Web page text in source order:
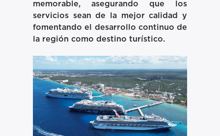
memorable, asegurando que los
servicios sean de la mejor calidad y
fomentando el desarrollo continuo de
la región como destino turístico.